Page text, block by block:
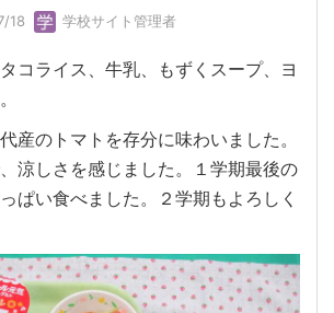
18 学校サイト管理者
コライス、牛乳、もずくスープ、ヨ
産のトマトを存分に味わいました。
涼しさを感じました。１学期最後の
ぱい食べました。２学期もよろしく